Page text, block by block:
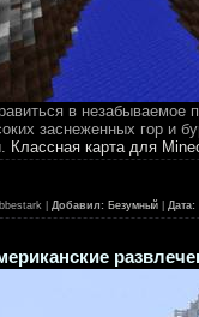
в
заснеженных гор и
Классная карта для
| Добавил: Безумный Дата: